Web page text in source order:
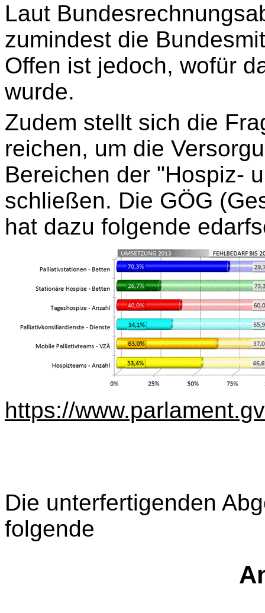
Laut
zumindest die
Offen ist jedoch, wofür
wurde.
Zudem stellt sich die
reichen, um die
Bereichen der "Hospiz-
schließen. Die GÖG
hat dazu folgende
https://
Die unterfertigenden
folgende